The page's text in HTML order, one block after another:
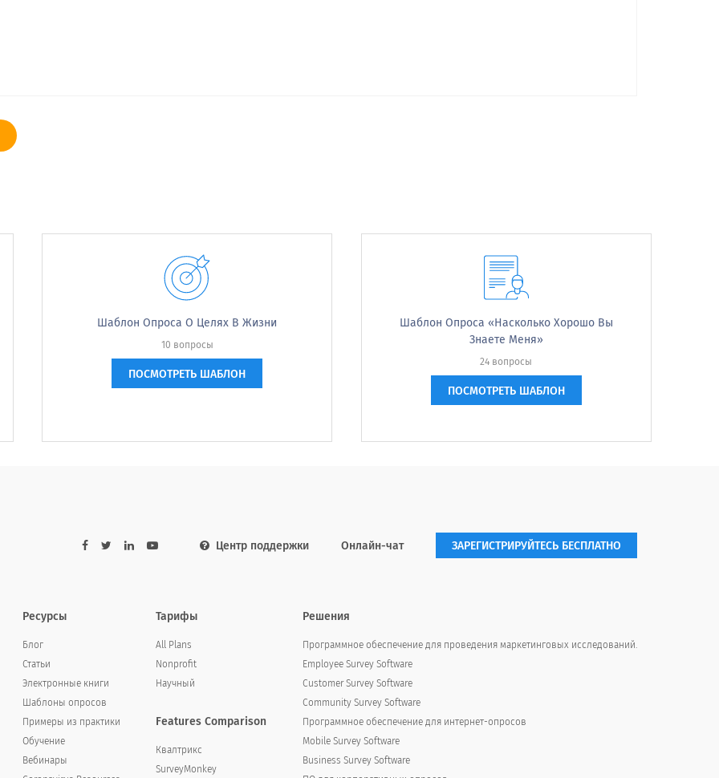
the following in your relationship?
Very Dissatisfied Dissatisfied Satisfied Very Satisfied
Шаблон Опроса О Целях В Жизни
10 вопросы
ПОСМОТРЕТЬ ШАБЛОН
Шаблон Опроса «Насколько Хорошо Вы
Знаете Меня»
24 вопросы
ПОСМОТРЕТЬ ШАБЛОН
Центр поддержки Онлайн-чат ЗАРЕГИСТРИРУЙТЕСЬ БЕСПЛАТНО
Ресурсы
Блог
Статьи
Электронные книги
Шаблоны опросов
Примеры из практики
Обучение
Вебинары
Тарифы
All Plans
Nonprofit
Научный
Features Comparison
Квалтрикс
SurveyMonkey
Решения
Программное обеспечение для проведения маркетинговых исследований.
Employee Survey Software
Customer Survey Software
Community Survey Software
Программное обеспечение для интернет-опросов
Mobile Survey Software
Business Survey Software